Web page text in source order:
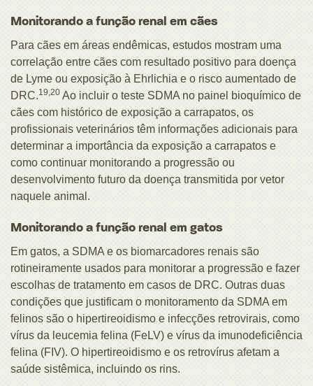
Monitorando a função renal em cães
Para cães em áreas endêmicas, estudos mostram uma
correlação entre cães com resultado positivo para doença
de Lyme ou exposição à Ehrlichia e o risco aumentado de
DRC.19,20 Ao incluir o teste SDMA no painel bioquímico de
cães com histórico de exposição a carrapatos, os
profissionais veterinários têm informações adicionais para
determinar a importância da exposição a carrapatos e
como continuar monitorando a progressão ou
desenvolvimento futuro da doença transmitida por vetor
naquele animal.
Monitorando a função renal em gatos
Em gatos, a SDMA e os biomarcadores renais são
rotineiramente usados para monitorar a progressão e fazer
escolhas de tratamento em casos de DRC. Outras duas
condições que justificam o monitoramento da SDMA em
felinos são o hipertireoidismo e infecções retrovirais, como
vírus da leucemia felina (FeLV) e vírus da imunodeficiência
felina (FIV). O hipertireoidismo e os retrovírus afetam a
saúde sistêmica, incluindo os rins.